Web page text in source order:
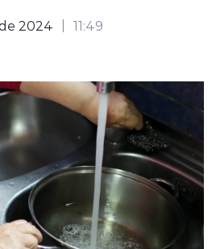
2024 11:49